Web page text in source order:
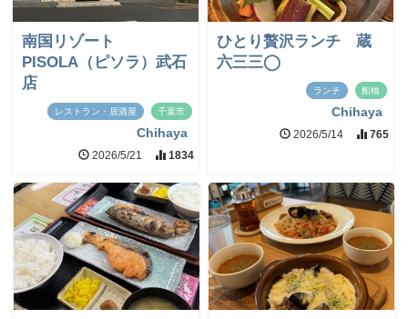
南国リゾート
PISOLA（ピソラ）武石
店
レストラン・居酒屋 千葉市
Chihaya
2026/5/21 1834
ひとり贅沢ランチ 蔵
六三三◯
ランチ 船橋
Chihaya
2026/5/14 765